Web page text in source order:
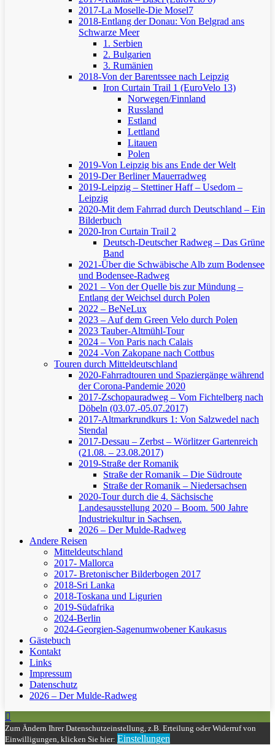
2017-La Moselle-Die Mosel7
2018-Entlang der Donau: Von Belgrad ans
Schwarze Meer
1. Serbien
2. Bulgarien
3. Rumänien
2018-Von der Barentssee nach Leipzig
Iron Curtain Trail 1 (EuroVelo 13)
Norwegen/Finnland
Russland
Estland
Lettland
Litauen
Polen
2019-Von Leipzig bis ans Ende der Welt
2019-Der Berliner Mauerradweg
2019-Leipzig – Stettiner Haff – Usedom –
Leipzig
2020-Mit dem Fahrrad durch Deutschland – Ein
Bilderbuch
2020-Iron Curtain Trail 2
Deutsch-Deutscher Radweg – Das Grüne
Band
2021-Über die Schwäbische Alb zum Bodensee
und Bodensee-Radweg
2021 – Von der Quelle bis zur Mündung –
Entlang der Weichsel durch Polen
2022 – BeNeLux
2023 – Auf dem Green Velo durch Polen
2023 Tauber-Altmühl-Tour
2024 – Von Paris nach Calais
2024 -Von Zakopane nach Cottbus
Touren durch Mitteldeutschland
2020-Fahrradtouren und Spaziergänge während
der Corona-Pandemie 2020
2017-Zschopauradweg – Vom Fichtelberg nach
Döbeln (03.07.-05.07.2017)
2017-Altmarkrundkurs 1: Von Salzwedel nach
Stendal
2017-Dessau – Zerbst – Wörlitzer Gartenreich
(21.08. – 23.08.2017)
2019-Straße der Romanik
Straße der Romanik – Die Südroute
Straße der Romanik – Niedersachsen
2020-Tour durch die 4. Sächsische
Landesausstellung 2020 – Boom. 500 Jahre
Industriekultur in Sachsen.
2026 – Der Mulde-Radweg
Andere Reisen
Mitteldeutschland
2017- Mallorca
2017- Bretonischer Bilderbogen 2017
2018-Sri Lanka
2018-Toskana und Ligurien
2019-Südafrika
2024-Berlin
2024-Georgien-Sagenumwobener Kaukasus
Gästebuch
Kontakt
Links
Impressum
Datenschutz
2026 – Der Mulde-Radweg
Zum Ändern Ihrer Datenschutzeinstellung, z.B. Erteilung oder Widerruf von
Einwilligungen, klicken Sie hier: Einstellungen